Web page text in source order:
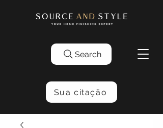
Search
Sua citação